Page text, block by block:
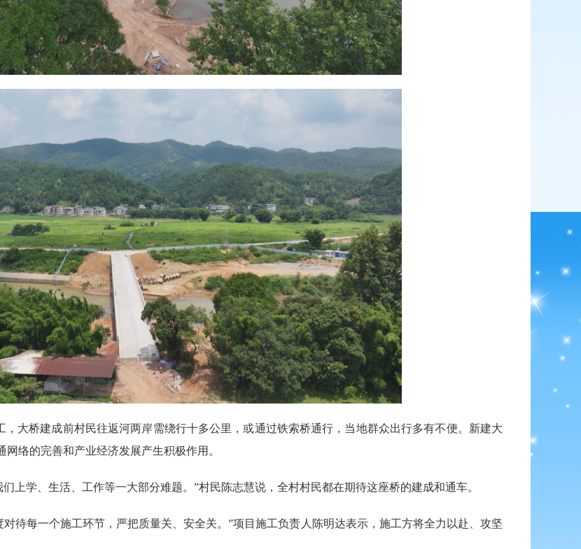
桥建成前村民往返河两岸需绕行十多公里，或通过铁索桥通行，当地群众出行多有不便。新建大
络的完善和产业经济发展产生积极作用。
学、生活、工作等一大部分难题。”村民陈志慧说，全村村民都在期待这座桥的建成和通车。
每一个施工环节，严把质量关、安全关。”项目施工负责人陈明达表示，施工方将全力以赴、攻坚